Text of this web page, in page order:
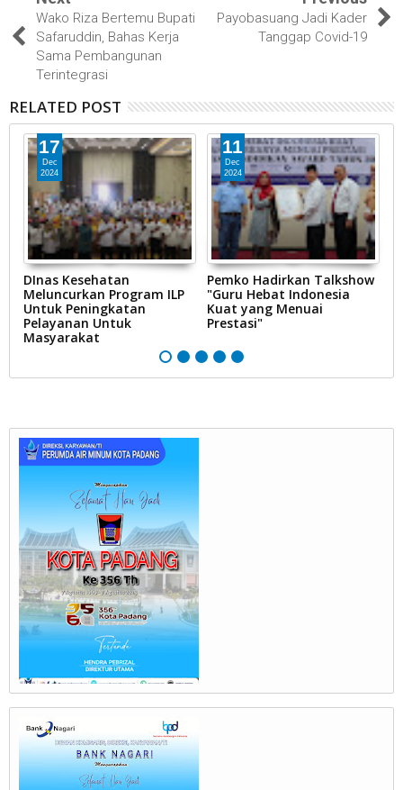
Wako Riza Bertemu Bupati
Safaruddin, Bahas Kerja
Sama Pembangunan
Terintegrasi
Payobasuang Jadi Kader
Tanggap Covid-19
RELATED POST
17
Dec
2024
DInas Kesehatan
Meluncurkan Program ILP
Untuk Peningkatan
Pelayanan Untuk
Masyarakat
11
Dec
2024
Pemko Hadirkan Talkshow
"Guru Hebat Indonesia
Kuat yang Menuai
Prestasi"